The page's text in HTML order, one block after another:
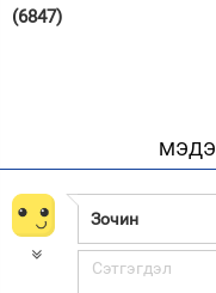
(6847)